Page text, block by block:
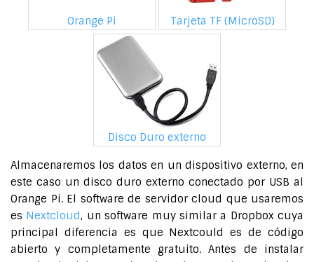
Orange Pi Tarjeta TF (MicroSD)
Disco Duro externo
Almacenaremos los datos en un dispositivo externo, en
este caso un disco duro externo conectado por USB al
Orange Pi. El software de servidor cloud que usaremos
es Nextcloud, un software muy similar a Dropbox cuya
principal diferencia es que Nextcould es de código
abierto y completamente gratuito. Antes de instalar